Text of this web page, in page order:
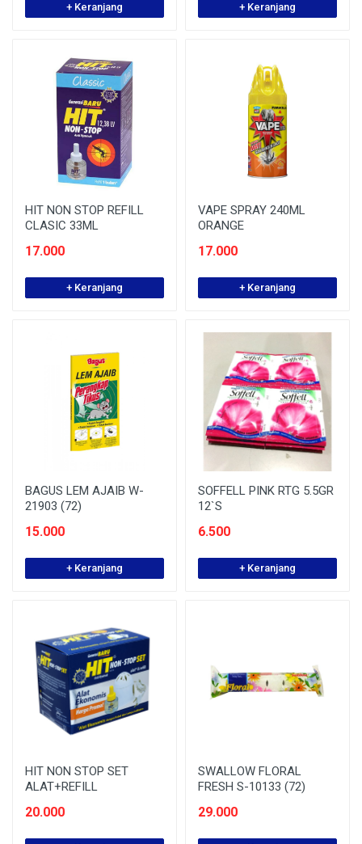
+ Keranjang + Keranjang
HIT NON STOP REFILL
CLASIC 33ML
17.000
+ Keranjang
VAPE SPRAY 240ML
ORANGE
17.000
+ Keranjang
BAGUS LEM AJAIB W-
21903 (72)
15.000
+ Keranjang
SOFFELL PINK RTG 5.5GR
12`S
6.500
+ Keranjang
HIT NON STOP SET
ALAT+REFILL
20.000
SWALLOW FLORAL
FRESH S-10133 (72)
29.000